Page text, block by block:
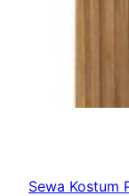
Sewa Kostum